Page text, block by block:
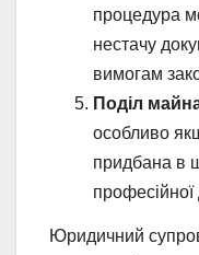
процедура
нестачу
вимогам
Поділ
особливо
придбана в
Юридичний